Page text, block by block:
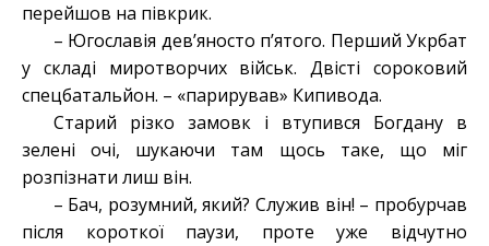
перейшов на півкрик.
– Югославія дев’яносто п’ятого. Перший Укрбат
у складі миротворчих військ. Двісті сороковий
спецбатальйон. – «парирував» Кипивода.
Старий різко замовк і втупився Богдану в
зелені очі, шукаючи там щось таке, що міг
розпізнати лиш він.
– Бач, розумний, який? Служив він! – пробурчав
після короткої паузи, проте уже відчутно